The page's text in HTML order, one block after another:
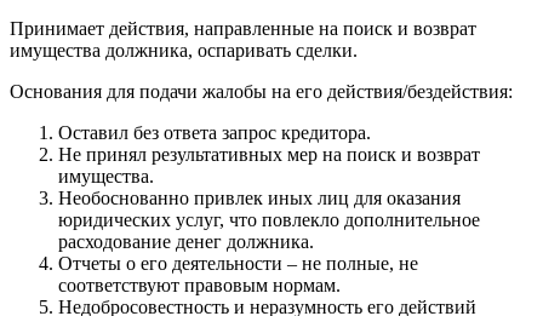
Принимает действия, направленные на поиск и возврат
имущества должника, оспаривать сделки.
Основания для подачи жалобы на его действия/бездействия:
Оставил без ответа запрос кредитора.
Не принял результативных мер на поиск и возврат
имущества.
Необоснованно привлек иных лиц для оказания
юридических услуг, что повлекло дополнительное
расходование денег должника.
Отчеты о его деятельности – не полные, не
соответствуют правовым нормам.
Недобросовестность и неразумность его действий